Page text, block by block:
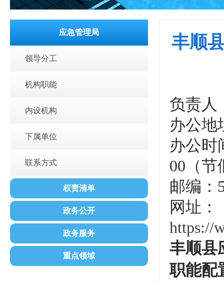
应急管理局
领导分工
机构职能
内设机构
下属单位
联系方式
权责清单
政务公开
政务服务
重点领域
丰顺
负责人
办公地
办公时
00（节
邮编：
网址：
https://
丰顺县
职能配